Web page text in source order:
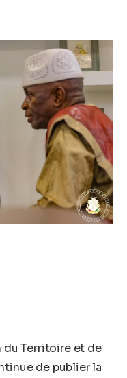
du Territoire et de
de publier la